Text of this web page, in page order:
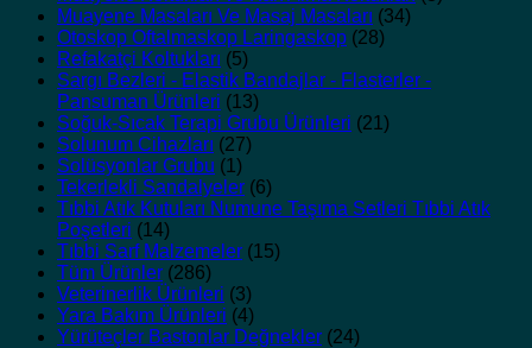
Muayene Masaları Ve Masaj Masaları (34)
Otoskop Oftalmaskop Laringaskop (28)
Refakatçi Koltukları (5)
Sargı Bezleri - Elastik Bandajlar - Flasterler -
Pansuman Ürünleri (13)
Soğuk-Sıcak Terapi Grubu Ürünleri (21)
Solunum Cihazları (27)
Solüsyonlar Grubu (1)
Tekerlekli Sandalyeler (6)
Tıbbi Atık Kutuları Numune Taşıma Setleri Tıbbi Atık
Poşetleri (14)
Tıbbi Sarf Malzemeler (15)
Tüm Ürünler (286)
Veterinerlik Ürünleri (3)
Yara Bakım Ürünleri (4)
Yürüteçler Bastonlar Değnekler (24)